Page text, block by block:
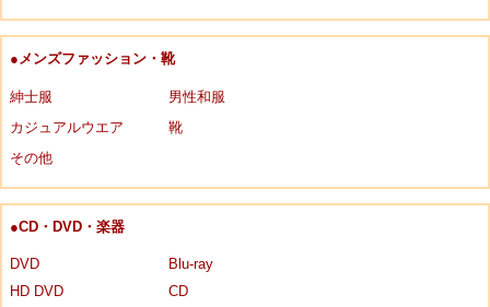
●メンズファッション・靴
紳士服
男性和服
カジュアルウエア
靴
その他
●CD・DVD・楽器
DVD
Blu-ray
HD DVD
CD